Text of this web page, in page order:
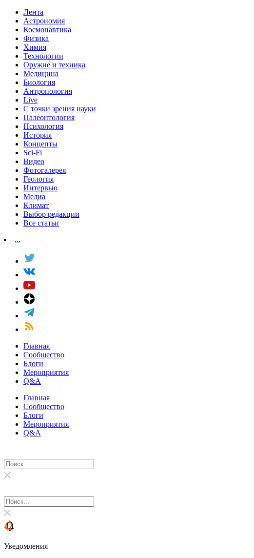
Лента
Астрономия
Космонавтика
Физика
Химия
Технологии
Оружие и техника
Медицина
Биология
Антропология
Live
С точки зрения науки
Палеонтология
Психология
История
Концепты
Sci-Fi
Видео
Фотогалерея
Геология
Интервью
Медиа
Климат
Выбор редакции
Все статьи
...
Главная
Сообщество
Блоги
Мероприятия
Q&A
Главная
Сообщество
Блоги
Мероприятия
Q&A
Уведомления